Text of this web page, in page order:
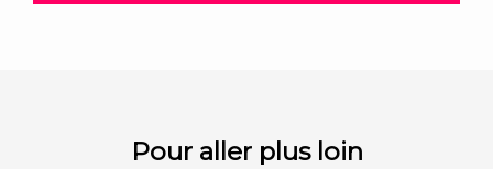
Pour aller plus loin